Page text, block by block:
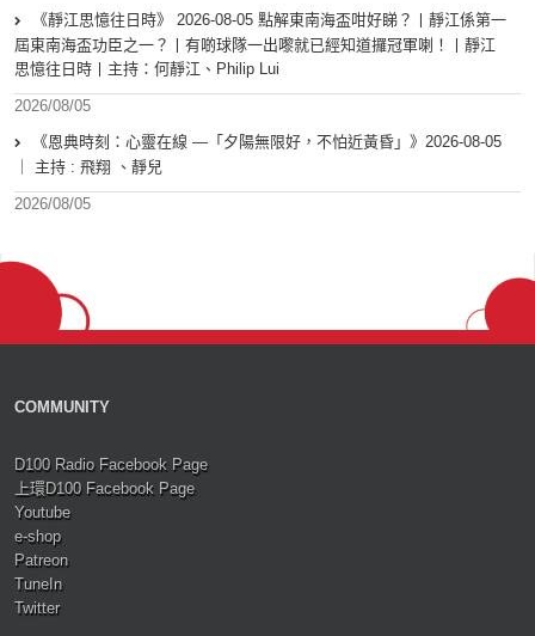
《靜江思憶往日時》 2026-08-05 點解東南海盃咁好睇？丨靜江係第一
屆東南海盃功臣之一？丨有啲球隊一出嚟就已經知道攞冠軍喇！丨靜江
思憶往日時丨主持：何靜江、Philip Lui
2026/08/05
《恩典時刻：心靈在線 —「夕陽無限好，不怕近黃昏」》2026-08-05
｜ 主持 : 飛翔 、靜兒
2026/08/05
COMMUNITY
D100 Radio Facebook Page
上環D100 Facebook Page
Youtube
e-shop
Patreon
TuneIn
Twitter